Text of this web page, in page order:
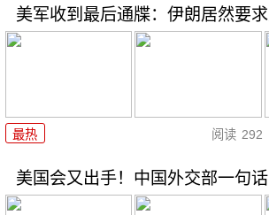
美军收到最后通牒：伊朗居然要
最热 阅读 292
美国会又出手！中国外交部一句